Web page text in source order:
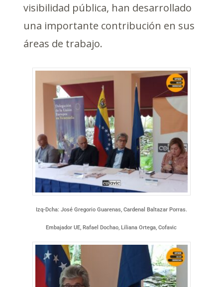
visibilidad pública, han desarrollado
una importante contribución en sus
áreas de trabajo.
Izq-Dcha: José Gregorio Guarenas, Cardenal Baltazar Porras.
Embajador UE, Rafael Dochao, Liliana Ortega, Cofavic